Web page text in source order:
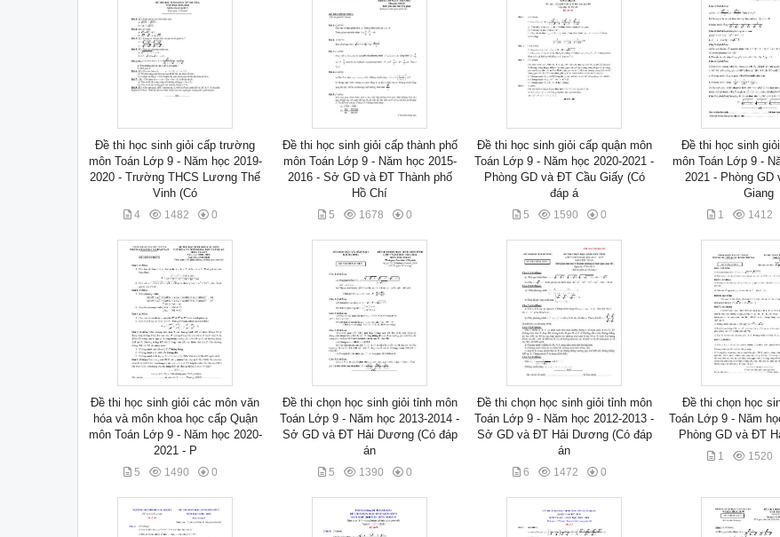
Đề thi học sinh giỏi cấp trường
môn Toán Lớp 9 - Năm học 2019-
2020 - Trường THCS Lương Thế
Vinh (Có
4 1482 0
Đề thi học sinh giỏi cấp thành phố
môn Toán Lớp 9 - Năm học 2015-
2016 - Sở GD và ĐT Thành phố
Hồ Chí
5 1678 0
Đề thi học sinh giỏi cấp quận môn
Toán Lớp 9 - Năm học 2020-2021 -
Phòng GD và ĐT Cầu Giấy (Có
đáp á
5 1590 0
Đề thi học sinh
môn Toán Lớp 9 -
2021 - Phòng GD
Giang
1 1412
Đề thi học sinh giỏi các môn văn
hóa và môn khoa học cấp Quận
môn Toán Lớp 9 - Năm học 2020-
2021 - P
5 1490 0
Đề thi chọn học sinh giỏi tỉnh môn
Toán Lớp 9 - Năm học 2013-2014 -
Sở GD và ĐT Hải Dương (Có đáp
án
5 1390 0
Đề thi chọn học sinh giỏi tỉnh môn
Toán Lớp 9 - Năm học 2012-2013 -
Sở GD và ĐT Hải Dương (Có đáp
án
6 1472 0
Đề thi chọn học
Toán Lớp 9 - Năm
Phòng GD và ĐT
1 1520